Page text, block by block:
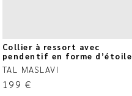
Collier à ressort avec
pendentif en forme d’étoile
TAL MASLAVI
199 €